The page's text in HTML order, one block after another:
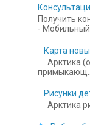
Получить
- Мобильный
Карта
Арктика
примыкающ...
Рисунки
Арктика